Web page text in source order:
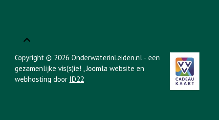
Copyright © 2026 OnderwaterinLeiden.nl - een
gezamenlijke vis(s)ie! , Joomla website en
webhosting door ID22